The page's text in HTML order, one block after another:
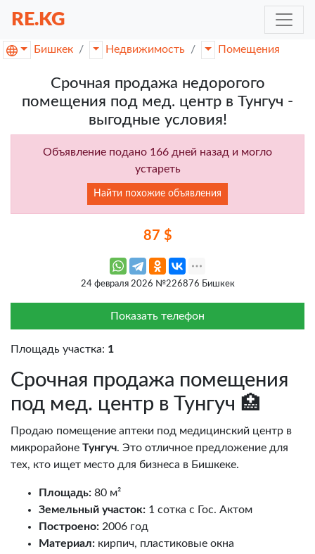
RE.KG
Бишкек Недвижимость Помещения
Срочная продажа недорогого
помещения под мед. центр в Тунгуч -
выгодные условия!
Объявление подано 166 дней назад и могло
устареть
Найти похожие объявления
87 $
24 февраля 2026 №226876 Бишкек
Показать телефон
Площадь участка: 1
Срочная продажа помещения
под мед. центр в Тунгуч 🏥
Продаю помещение аптеки под медицинский центр в
микрорайоне Тунгуч. Это отличное предложение для
тех, кто ищет место для бизнеса в Бишкеке.
Площадь: 80 м²
Земельный участок: 1 сотка с Гос. Актом
Построено: 2006 год
Материал: кирпич, пластиковые окна